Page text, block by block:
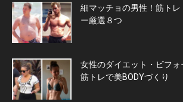
細マッチョの男性！筋トレ
ー厳選８つ
女性のダイエット・ビフ
筋トレで美BODYづくり